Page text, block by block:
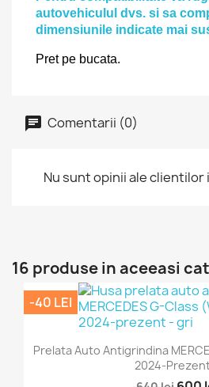
autovehiculul dvs. si sa
dimensiunile indicate mai
Pret pe bucata.
Comentarii (0)
Nu sunt opinii ale clientilor
16 produse in aceeasi
Prelata Auto Antigrindina
2024-
-40 LEI